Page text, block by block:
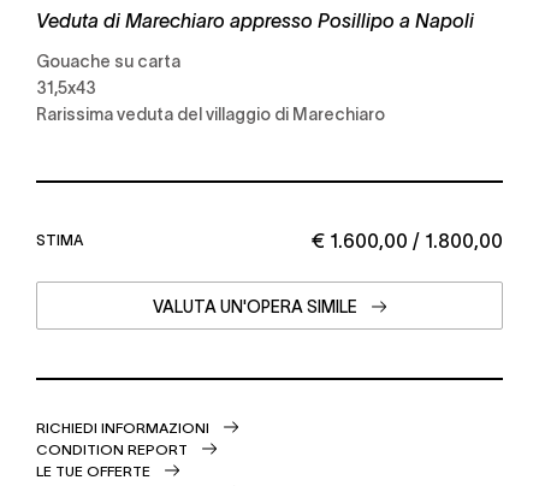
Veduta di Marechiaro appresso Posillipo a Napoli
gouache su carta
31,5x43
Rarissima veduta del villaggio di Marechiaro
€ 1.600,00 / 1.800,00
STIMA
VALUTA UN'OPERA SIMILE
RICHIEDI INFORMAZIONI
CONDITION REPORT
LE TUE OFFERTE